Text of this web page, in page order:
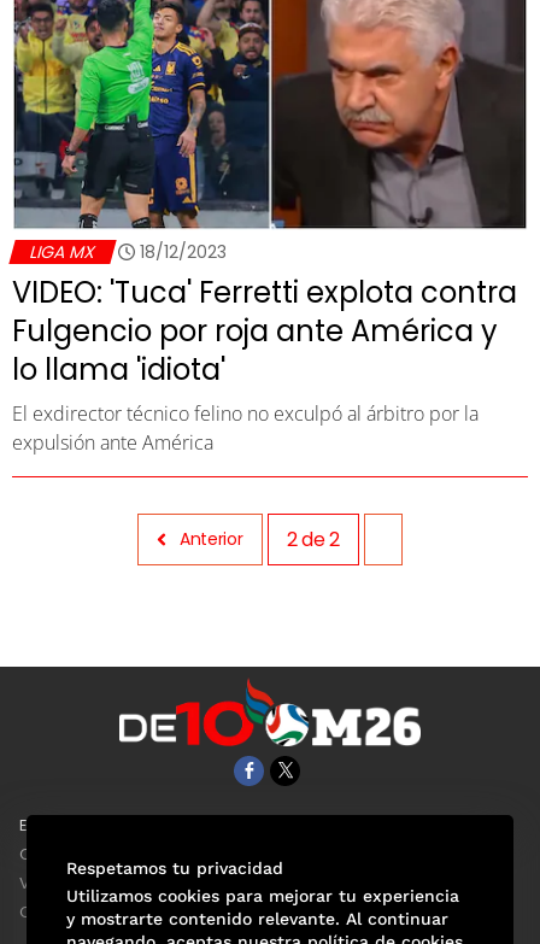
LIGA MX 18/12/2023
VIDEO: 'Tuca' Ferretti explota contra
Fulgencio por roja ante América y
lo llama 'idiota'
El exdirector técnico felino no exculpó al árbitro por la
expulsión ante América
Anterior 2de2
EL UNIVERSAL
Clase
ViveUSA
Confabulario
Respetamos tu privacidad
Utilizamos cookies para mejorar tu experiencia
y mostrarte contenido relevante. Al continuar